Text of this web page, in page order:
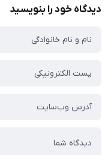
دیدگاه خود را بنویسید